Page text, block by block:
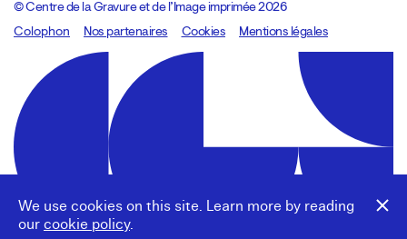
We use cookies on this site. Learn more by reading
our cookie policy.
© Centre de la Gravure et de l’Image imprimée 2026
Colophon
Design:Marcel Kaczmarek, code:8080.studio
Nos partenaires Cookies Mentions légales